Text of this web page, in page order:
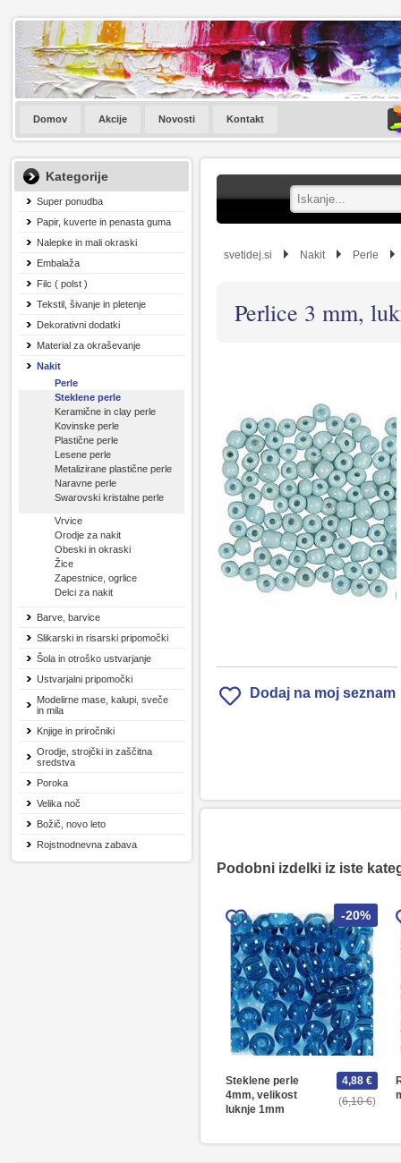
Domov Akcije Novosti Kontakt
Kategorije
Super ponudba
Papir, kuverte in penasta guma
Nalepke in mali okraski
Embalaža
Filc ( polst )
Tekstil, šivanje in pletenje
Dekorativni dodatki
Material za okraševanje
Nakit
Perle
Steklene perle
Keramične in clay perle
Kovinske perle
Plastične perle
Lesene perle
Metalizirane plastične perle
Naravne perle
Swarovski kristalne perle
Vrvice
Orodje za nakit
Obeski in okraski
Žice
Zapestnice, ogrlice
Delci za nakit
Barve, barvice
Slikarski in risarski pripomočki
Šola in otroško ustvarjanje
Ustvarjalni pripomočki
Modelirne mase, kalupi, sveče
in mila
Knjige in priročniki
Orodje, strojčki in zaščitna
sredstva
Poroka
Velika noč
Božič, novo leto
Rojstnodnevna zabava
svetidej.si Nakit Perle
Perlice 3 mm,
Dodaj na moj seznam
Podobni izdelki iz iste
-20%
Steklene perle
4mm, velikost
luknje 1mm
6,10 €
4,88 €